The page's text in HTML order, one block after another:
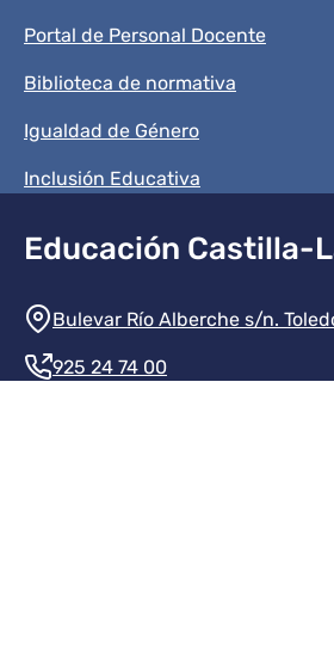
Portal de Personal Docente
Biblioteca de normativa
Igualdad de Género
Inclusión Educativa
Educación Castilla-
Información de la
Bulevar Río Alberche s/n.
925 24 74 00